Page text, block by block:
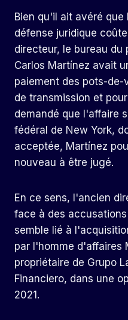
Bien qu'il ait avéré que
défense juridique
directeur, le bureau du
Carlos Martínez avait
paiement des pots-de-
de transmission et
demandé que l'affaire
fédéral de New York,
acceptée, Martínez
nouveau à être jugé.
En ce sens, l'ancien
face à des
semble lié à
par l'homme d'affaires
propriétaire de Grupo
Financiero, dans une
2021.